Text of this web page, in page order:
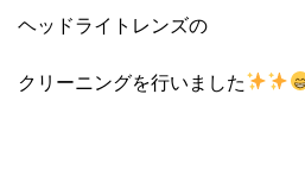
ヘッドライトレンズの
クリーニングを行いました